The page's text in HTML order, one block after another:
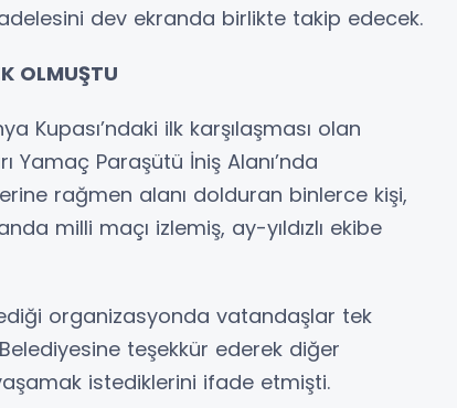
dev ekranda birlikte takip edecek.
OLMUŞTU
Kupası’ndaki ilk karşılaşması olan
Paraşütü İniş Alanı’nda
rağmen alanı dolduran binlerce kişi,
milli maçı izlemiş, ay-yıldızlı ekibe
organizasyonda vatandaşlar tek
teşekkür ederek diğer
istediklerini ifade etmişti.